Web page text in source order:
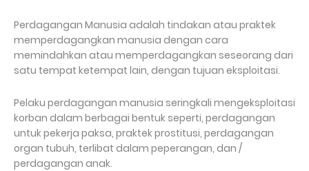
Perdagangan Manusia adalah tindakan atau praktek
memperdagangkan manusia dengan cara
memindahkan atau memperdagangkan seseorang dari
satu tempat ketempat lain, dengan tujuan eksploitasi.
Pelaku perdagangan manusia seringkali mengeksploitasi
korban dalam berbagai bentuk seperti, perdagangan
untuk pekerja paksa, praktek prostitusi, perdagangan
organ tubuh, terlibat dalam peperangan, dan /
perdagangan anak.